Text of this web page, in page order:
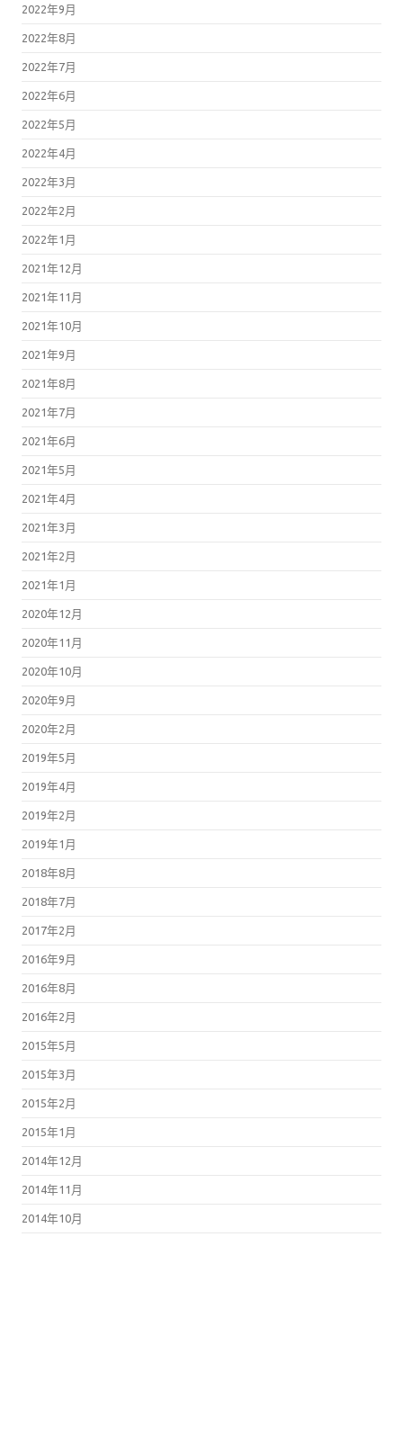
2022年9月
2022年8月
2022年7月
2022年6月
2022年5月
2022年4月
2022年3月
2022年2月
2022年1月
2021年12月
2021年11月
2021年10月
2021年9月
2021年8月
2021年7月
2021年6月
2021年5月
2021年4月
2021年3月
2021年2月
2021年1月
2020年12月
2020年11月
2020年10月
2020年9月
2020年2月
2019年5月
2019年4月
2019年2月
2019年1月
2018年8月
2018年7月
2017年2月
2016年9月
2016年8月
2016年2月
2015年5月
2015年3月
2015年2月
2015年1月
2014年12月
2014年11月
2014年10月